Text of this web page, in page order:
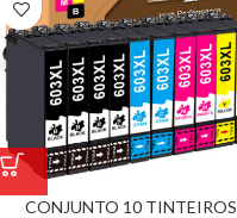
CONJUNTO 10 TINTEIROS